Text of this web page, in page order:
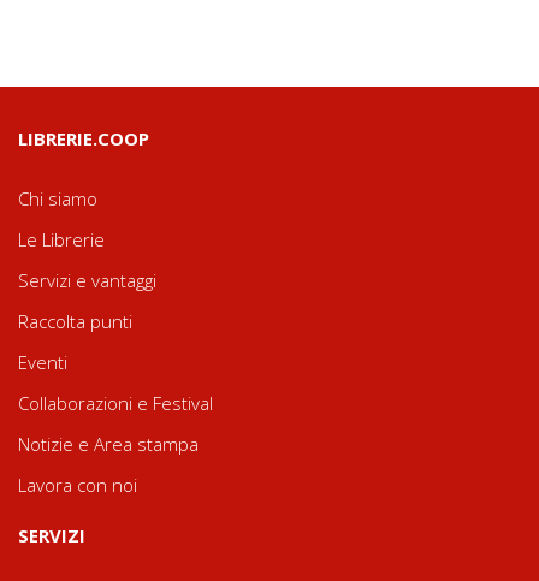
LIBRERIE.COOP
Chi siamo
Le Librerie
Servizi e vantaggi
Raccolta punti
Eventi
Collaborazioni e Festival
Notizie e Area stampa
Lavora con noi
SERVIZI